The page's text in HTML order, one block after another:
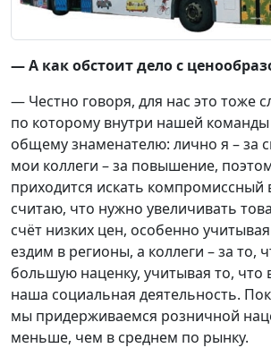
— А как обстоит дело с
— Честно говоря, для нас это тоже
по которому внутри нашей
общему знаменателю: лично я – за
мои коллеги – за повышение,
приходится искать компромиссный
считаю, что нужно увеличивать
счёт низких цен, особенно
ездим в регионы, а коллеги – за то,
большую наценку, учитывая то, что
наша социальная деятельность.
мы придерживаемся розничной
меньше, чем в среднем по рынку.